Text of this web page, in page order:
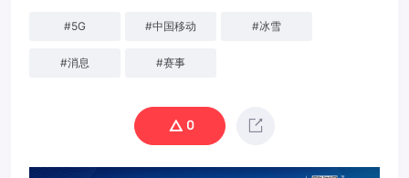
#5G #中国移动 #冰雪
#消息 #赛事
0